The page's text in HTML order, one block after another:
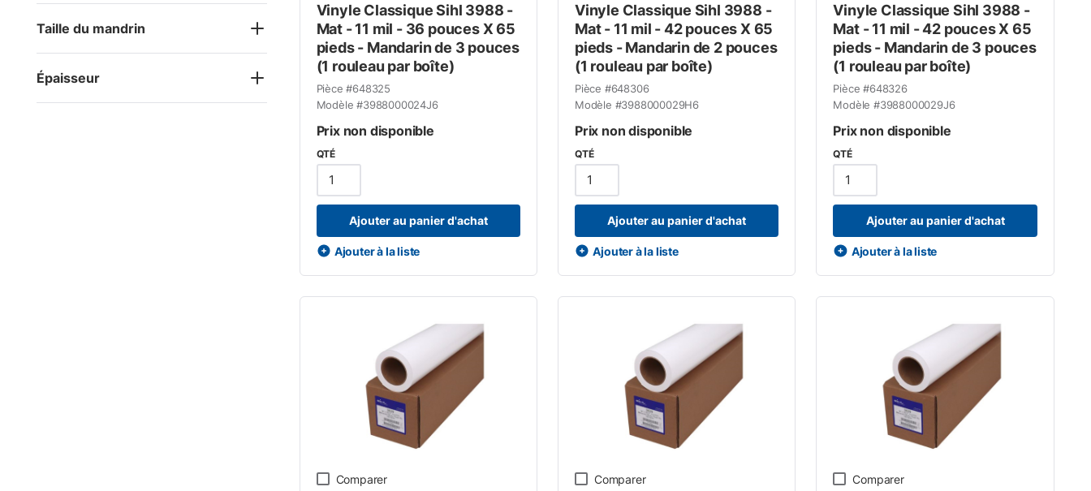
Taille du mandrin
Épaisseur
Vinyle Classique Sihl 3988 -
Mat - 11 mil - 36 pouces X 65
pieds - Mandarin de 3 pouces
(1 rouleau par boîte)
Pièce #648325
Modèle #3988000024J6
Prix non disponible
QTÉ
Ajouter au panier d'achat
Ajouter à la liste
Vinyle Classique Sihl 3988 -
Mat - 11 mil - 42 pouces X 65
pieds - Mandarin de 2 pouces
(1 rouleau par boîte)
Pièce #648306
Modèle #3988000029H6
Prix non disponible
QTÉ
Ajouter au panier d'achat
Ajouter à la liste
Vinyle Classique Sihl 3988 -
Mat - 11 mil - 42 pouces X 65
pieds - Mandarin de 3 pouces
(1 rouleau par boîte)
Pièce #648326
Modèle #3988000029J6
Prix non disponible
QTÉ
Ajouter au panier d'achat
Ajouter à la liste
Comparer Comparer Comparer